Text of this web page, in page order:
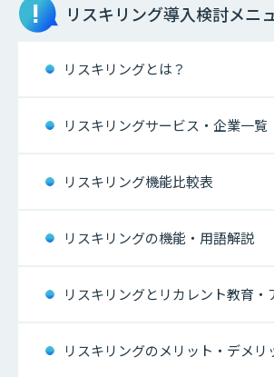
リスキリング導入検討メニ
リスキリングとは？
リスキリングサービス・企業一覧
リスキリング機能比較表
リスキリングの機能・用語解説
リスキリングとリカレント教育・
リスキリングのメリット・デメリ